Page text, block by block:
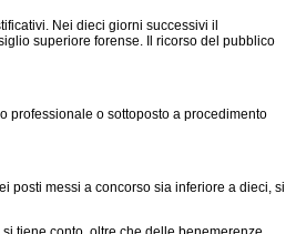
Nei dieci giorni successivi il
superiore forense. Il ricorso del pubblico
professionale o sottoposto a procedimento
posti messi a concorso sia inferiore a dieci, si